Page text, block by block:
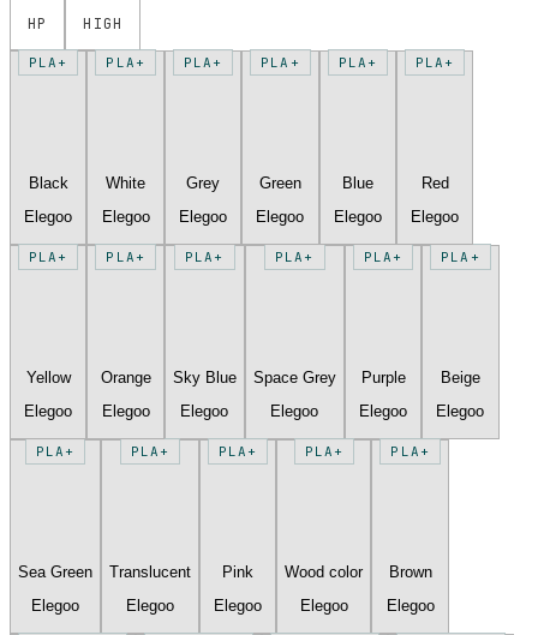
HP HIGH
PLA+
Black
Elegoo
PLA+
White
Elegoo
PLA+
Grey
Elegoo
PLA+
Green
Elegoo
PLA+
Blue
Elegoo
PLA+
Red
Elegoo
PLA+
Yellow
Elegoo
PLA+
Orange
Elegoo
PLA+
Sky Blue
Elegoo
PLA+
Space Grey
Elegoo
PLA+
Purple
Elegoo
PLA+
Beige
Elegoo
PLA+
Sea Green
Elegoo
PLA+
Translucent
Elegoo
PLA+
Pink
Elegoo
PLA+
Wood color
Elegoo
PLA+
Brown
Elegoo